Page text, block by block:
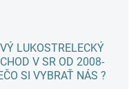
LUKOSTRELECKÝ
V SR OD 2008-
SI VYBRAŤ NÁS ?